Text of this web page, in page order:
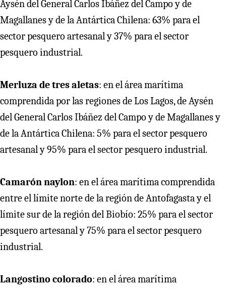
Aysén del General Carlos Ibáñez del Campo y de
Magallanes y de la Antártica Chilena: 63% para el
sector pesquero artesanal y 37% para el sector
pesquero industrial.
Merluza de tres aletas: en el área marítima
comprendida por las regiones de Los Lagos, de Aysén
del General Carlos Ibáñez del Campo y de Magallanes y
de la Antártica Chilena: 5% para el sector pesquero
artesanal y 95% para el sector pesquero industrial.
Camarón naylon: en el área marítima comprendida
entre el límite norte de la región de Antofagasta y el
límite sur de la región del Biobío: 25% para el sector
pesquero artesanal y 75% para el sector pesquero
industrial.
Langostino colorado: en el área marítima